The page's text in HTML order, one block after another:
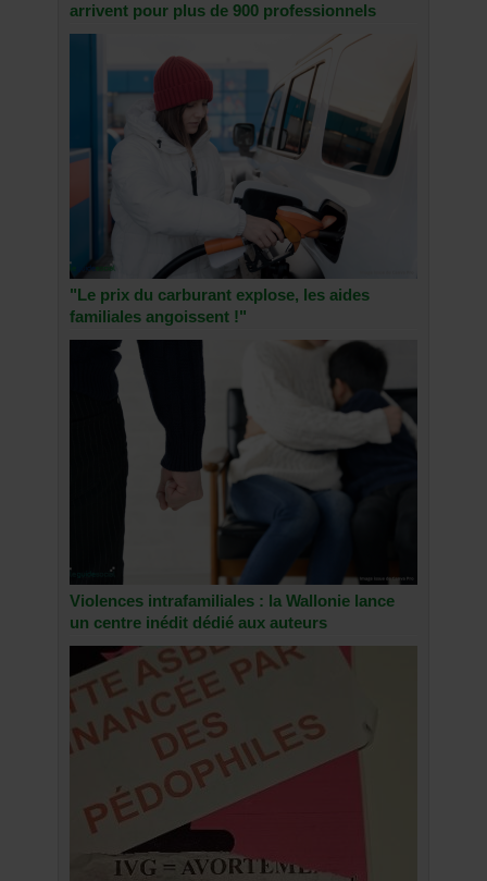
arrivent pour plus de 900 professionnels
"Le prix du carburant explose, les aides
familiales angoissent !"
Violences intrafamiliales : la Wallonie lance
un centre inédit dédié aux auteurs